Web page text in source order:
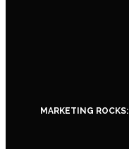
MARKETING ROCKS: